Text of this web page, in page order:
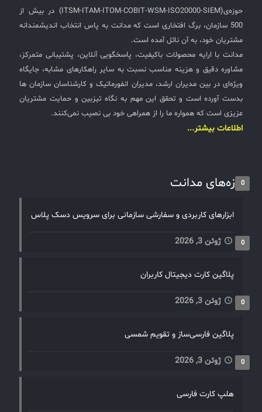
حوزه‌ی(ITSM-ITAM-ITOM-COBIT-WSM-ISO20000-SIEM) در بیش از
500 سازمان، برگ افتخاری است که مدانت به پاس انتخاب اندیشمندانه
مشتریان خود، به آن نائل آمده است.
مدانت با ارایه محصولات باکیفیت، پاسخگویی آنلاین، پشتیبانی متمرکز،
مشاوره دقیق و هزینه مناسب نسبت به سایر راهکارهای مشابه، جایگاه
ویژه‌ای در بین مدیران ارشد، مدیران انفورماتیک و کارشناسان سازمان ها
بدست آورده است و تحقق این مهم به نگاه تیزبین و حمایت مشتریان
عزیزی است که همواره ما را از همراهی خود بی نصیب نمی‌کنند.
اطلاعات بیشتر...
تازه‌های مدانت0
ابزارهای کاربردی و سفارشی سازمانی برای سرویس دسک پلاس
ژوئن 3, 2026 0
پلاگین کارت دیجیتال کاربران
ژوئن 3, 2026 0
پلاگین فارسی‌ساز و تقویم شمسی
ژوئن 3, 2026 0
هلپ کارت فارسی